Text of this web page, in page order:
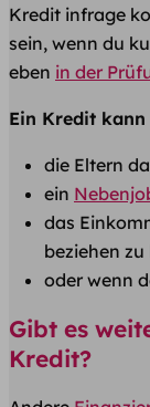
Kredit infrage
sein, wenn du
eben in der
Ein Kredit
die Eltern
ein
das
beziehen
oder wenn
Gibt es
Kredit?